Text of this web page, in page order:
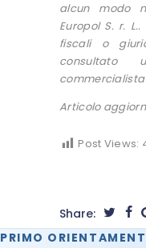
alcun modo
Europol S. r.
fiscali o
Articolo
Post Views:
Share:
PRIMO